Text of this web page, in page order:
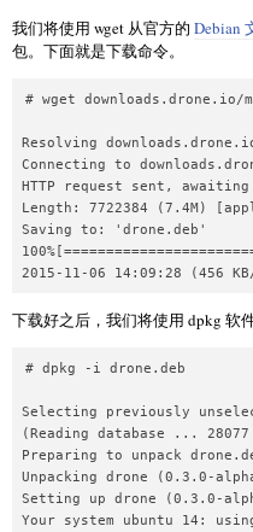
我们将使用 wget 从官方的 Debian
包。下面就是下载命令。
# wget downloads.drone.io/
Resolving
Connecting to
HTTP request sent,
Length: 7722384 (7.4M)
Saving to: 'drone.deb'
下载好之后，我们将使用 dpkg 软
# dpkg -i drone.deb
Selecting previously
(Reading database ...
Preparing to unpack
Unpacking drone (0.3.0-
Setting up drone (0.3.0-
Your system ubuntu 14: